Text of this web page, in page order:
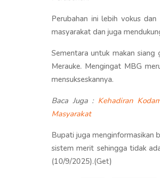
Perubahan ini lebih vokus
masyarakat dan juga
Sementara untuk makan
Merauke. Mengingat MBG
mensukseskannya.
Baca Juga : Kehadiran
Masyarakat
Bupati juga menginformasikan
sistem merit sehingga tidak
(10/9/2025).(Get)